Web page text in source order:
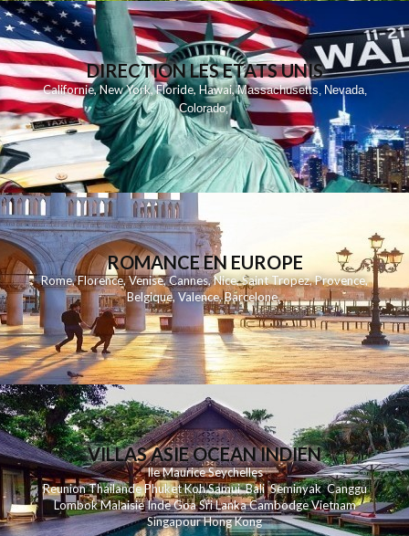
DIRECTION LES ETATS UNIS
Californie,New York,Floride,Hawai,Massachusetts, Nevada,
Colorado,
ROMANCE EN EUROPE
Rome,Florence,Venise,Cannes,Nice,Saint Tropez,Provence,
Belgique,Valence,Barcelone,
VILLAS ASIE OCEAN INDIEN
Ile MauriceSeychelles
ReunionThailandePhuketKohSamui Bali SeminyakCanggu
LombokMalaisieIndeGoaSri LankaCambodgeVietnam
SingapourHong Kong